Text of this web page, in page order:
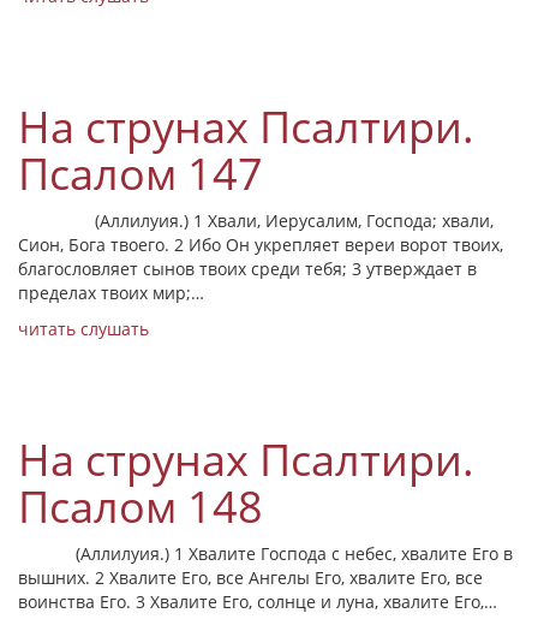
На струнах Псалтири.
Псалом 147
(Аллилуия.) 1 Хвали, Иерусалим, Господа; хвали,
Сион, Бога твоего. 2 Ибо Он укрепляет вереи ворот твоих,
благословляет сынов твоих среди тебя; 3 утверждает в
пределах твоих мир;…
читать слушать
На струнах Псалтири.
Псалом 148
(Аллилуия.) 1 Хвалите Господа с небес, хвалите Его в
вышних. 2 Хвалите Его, все Ангелы Его, хвалите Его, все
воинства Его. 3 Хвалите Его, солнце и луна, хвалите Его,…